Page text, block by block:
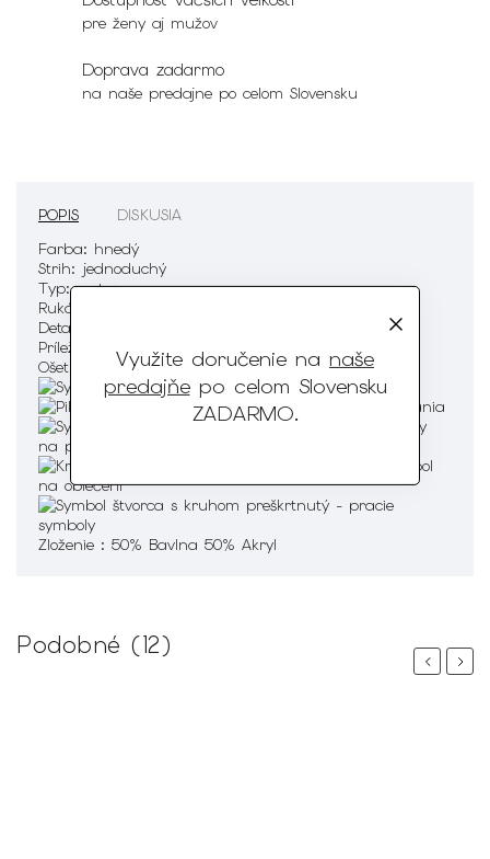
Využite doručenie na naše
predajňepo celom Slovensku
ZADARMO.
pre ženy aj mužov
Doprava zadarmo
na naše predajne po celom Slovensku
POPIS
DISKUSIA
Farba: hnedý
Strih: jednoduchý
Typ:svetre
Rukáv:
Detaily:
Príležitosť:
na všedný deň
Ošetrenie :
Zloženie : 50% Bavlna 50% Akryl
Podobné (12)
PreviousNext